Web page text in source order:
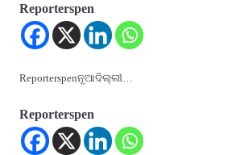
Reporterspen
Reporterspenନୂଆଦିଲ୍ଲୀ…
Reporterspen